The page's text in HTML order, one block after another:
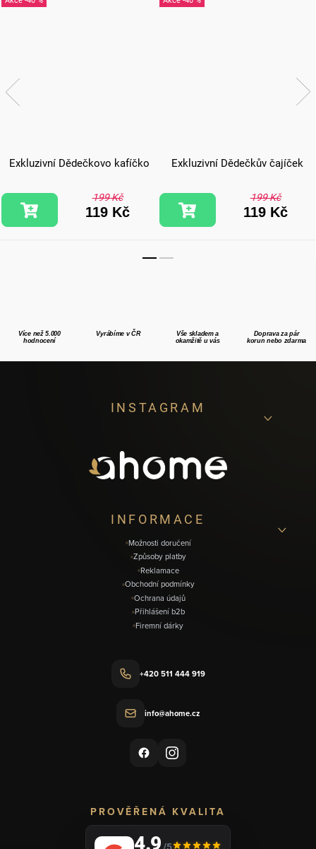
Exkluzivní Dědečkovo kafíčko
199 Kč
119 Kč
Exkluzivní Dědečkův čajíček
199 Kč
119 Kč
Více než 5.000
hodnocení
Vyrábíme v ČR
Vše skladem a
okamžitě u vás
Doprava za pár
korun nebo zdarma
INSTAGRAM
INFORMACE
Možnosti doručení
Způsoby platby
Reklamace
Obchodní podmínky
Ochrana údajů
Přihlášení b2b
Firemní dárky
+420 511 444 919
info@ahome.cz
PROVĚŘENÁ KVALITA
4.9